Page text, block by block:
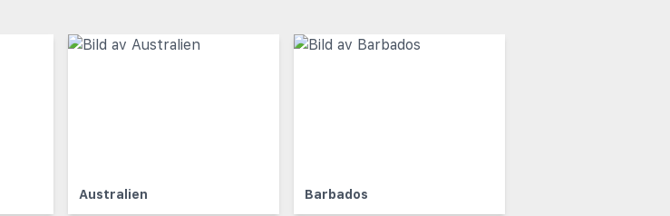
Australien Barbados